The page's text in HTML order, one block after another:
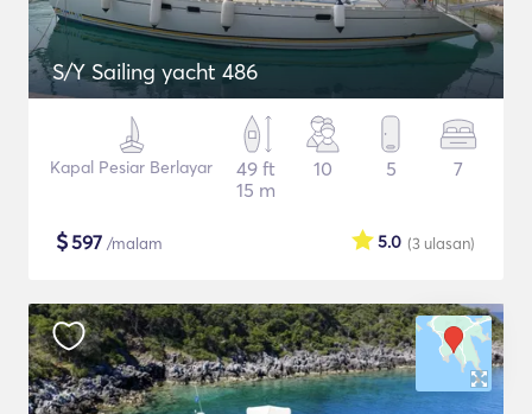
S/Y Sailing yacht 486
Kapal Pesiar Berlayar
49 ft
15 m
10 5 7
$597 /malam (3 ulasan)
5.0